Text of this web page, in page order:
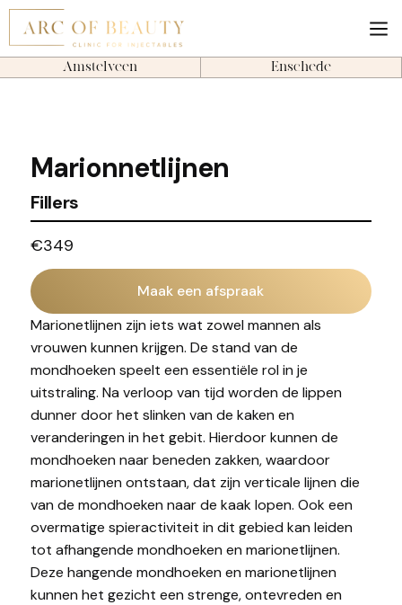
Amstelveen Enschede
Marionnetlijnen
Fillers
€349
Maak een afspraak
Marionetlijnen zijn iets wat zowel mannen als
vrouwen kunnen krijgen. De stand van de
mondhoeken speelt een essentiële rol in je
uitstraling. Na verloop van tijd worden de lippen
dunner door het slinken van de kaken en
veranderingen in het gebit. Hierdoor kunnen de
mondhoeken naar beneden zakken, waardoor
marionetlijnen ontstaan, dat zijn verticale lijnen die
van de mondhoeken naar de kaak lopen. Ook een
overmatige spieractiviteit in dit gebied kan leiden
tot afhangende mondhoeken en marionetlijnen.
Deze hangende mondhoeken en marionetlijnen
kunnen het gezicht een strenge, ontevreden en